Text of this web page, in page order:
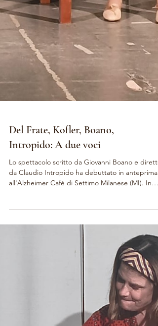
Intropido: A due voci
Lo spettacolo scritto da Giovanni Boano e diretto
da Claudio Intropido ha debuttato in anteprima
all'Alzheimer Café di Settimo Milanese (MI). In
scena Nadia Del Frate, Fabrizio Kofler e Giovanni
Boano, che hanno emozionato il pubblico con la
loro delicatissima messa in scena. Di seguito la
recensione di Emma Baj, referente dell’Alzheimer
Cafè di Settimo Milanese: Lo spettacolo teatrale
“A due voci”, andato in scena oggi a Palazzo
Granaio, è andato ben oltre la rappresentazion